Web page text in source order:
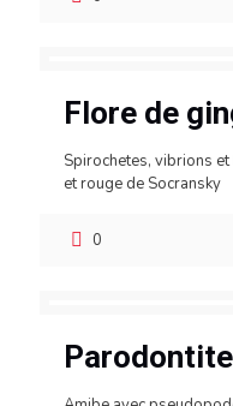
Flore de
Spirochetes, vibrions
et rouge de Socransky
0
Parodontite